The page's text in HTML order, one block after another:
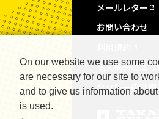
メールレター
お問い合わせ
個人情報の取
クッキーの利
On our website we use some
are necessary for our site to
and to give us information
is used.